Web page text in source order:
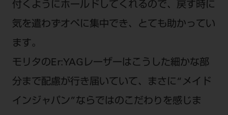
付くようにホールドしてくれるので、戻す時に
気を遣わずオペに集中でき、とても助かってい
ます。
モリタのEr:YAGレーザーはこうした細かな部
分まで配慮が行き届いていて、まさに“メイド
インジャパン”ならではのこだわりを感じま